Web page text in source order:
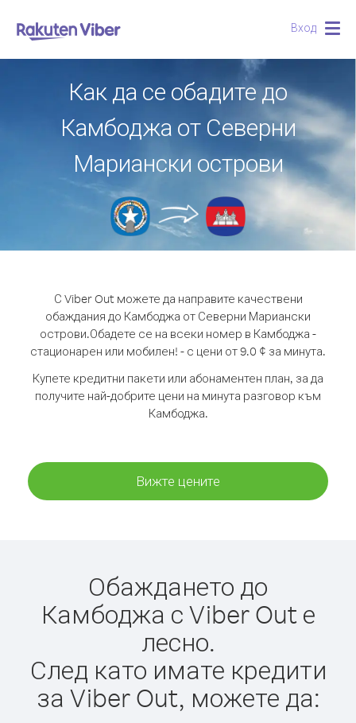
Вход
Как да се обадите до
Камбоджа от Северни
Мариански острови
С Viber Out можете да направите качествени
обаждания до Камбоджа от Северни Мариански
острови.Обадете се на всеки номер в Камбоджа -
стационарен или мобилен! - с цени от 9.0 ¢ за минута.
Купете кредитни пакети или абонаментен план, за да
получите най-добрите цени на минута разговор към
Камбоджа.
Вижте цените
Обаждането до
Камбоджа с Viber Out е
лесно.
След като имате кредити
за Viber Out, можете да: